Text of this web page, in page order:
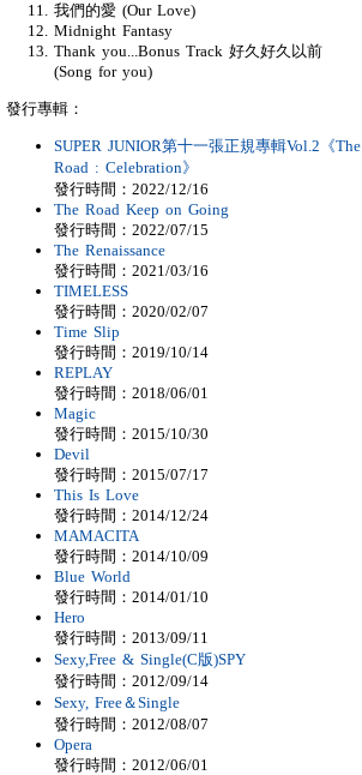
我們的愛 (Our Love)
Midnight Fantasy
Thank you...Bonus Track 好久好久以前
(Song for you)
發行專輯：
SUPER JUNIOR第十一張正規專輯Vol.2《The
Road : Celebration》
發行時間：2022/12/16
The Road Keep on Going
發行時間：2022/07/15
The Renaissance
發行時間：2021/03/16
TIMELESS
發行時間：2020/02/07
Time Slip
發行時間：2019/10/14
REPLAY
發行時間：2018/06/01
Magic
發行時間：2015/10/30
Devil
發行時間：2015/07/17
This Is Love
發行時間：2014/12/24
MAMACITA
發行時間：2014/10/09
Blue World
發行時間：2014/01/10
Hero
發行時間：2013/09/11
Sexy,Free & Single(C版)SPY
發行時間：2012/09/14
Sexy, Free＆Single
發行時間：2012/08/07
Opera
發行時間：2012/06/01